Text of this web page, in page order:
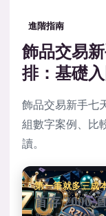
進階指南
飾品交易
排：基礎
飾品交易新手七
組數字案例、比
讀。
第一筆就多三成
首存 2000